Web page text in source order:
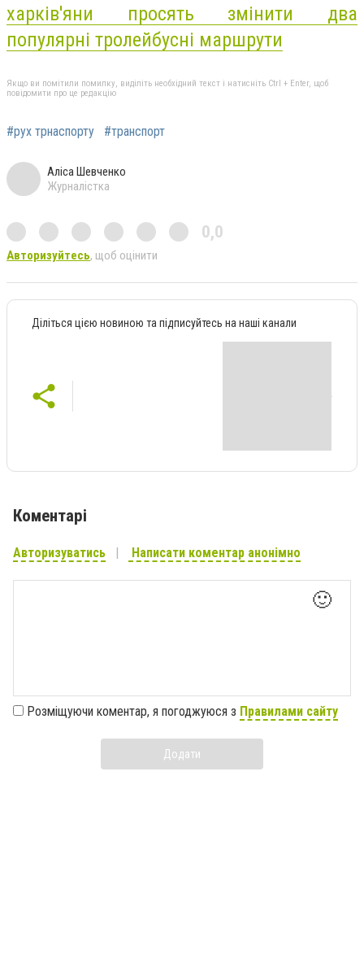
харків'яни просять змінити два
популярні тролейбусні маршрути
Якщо ви помітили помилку, виділіть необхідний текст і натисніть Ctrl + Enter, щоб
повідомити про це редакцію
#рух трнаспорту #транспорт
Аліса Шевченко
Журналістка
0,0
Авторизуйтесь, щоб оцінити
Діліться цією новиною та підписуйтесь на наші канали
Коментарі
Авторизуватись Написати коментар анонімно
🙂
Розміщуючи коментар, я погоджуюся з Правилами сайту
Додати